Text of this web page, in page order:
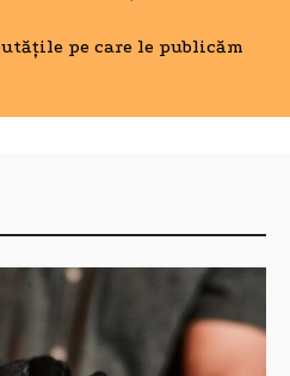
pe care le publicăm